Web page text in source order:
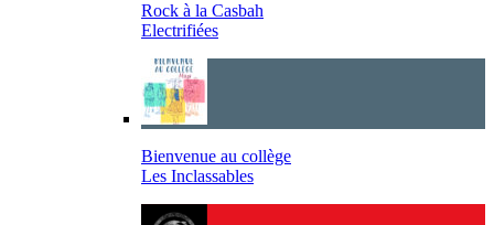
Rock à la Casbah
Electrifiées
Bienvenue au collège
Les Inclassables